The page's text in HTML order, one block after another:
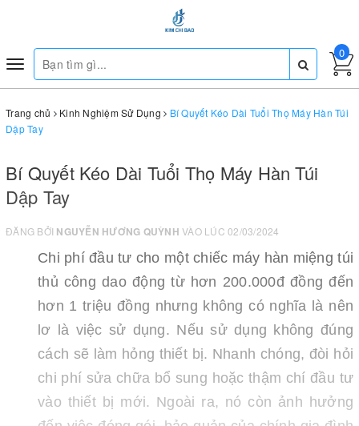
Toggle
navigation
0
Trang chủ Kinh Nghiệm Sử Dụng
Bí Quyết Kéo Dài Tuổi Thọ Máy Hàn Túi
Dập Tay
Bí Quyết Kéo Dài Tuổi Thọ Máy Hàn Túi
Dập Tay
ĐĂNG BỞI NGUYỄN HƯƠNG QUỲNH VÀO LÚC 02/03/2024
Chi phí đầu tư cho một chiếc máy hàn miệng túi
thủ công dao động từ hơn 200.000đ đồng đến
hơn 1 triệu đồng nhưng không có nghĩa là nên
lơ là việc sử dụng. Nếu sử dụng không đúng
cách sẽ làm hỏng thiết bị. Nhanh chóng, đòi hỏi
chi phí sửa chữa bổ sung hoặc thậm chí đầu tư
vào thiết bị mới. Ngoài ra, nó còn ảnh hưởng